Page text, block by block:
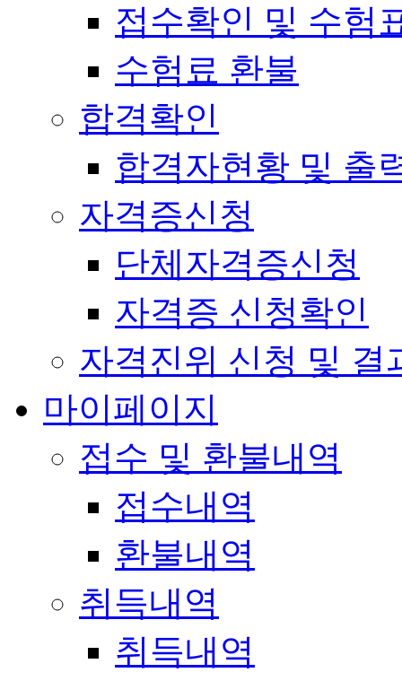
접수확인 및 수험
수험료 환불
합격확인
합격자현황 및 출
자격증신청
단체자격증신청
자격증 신청확인
자격진위 신청 및 결
마이페이지
접수 및 환불내역
접수내역
환불내역
취득내역
취득내역